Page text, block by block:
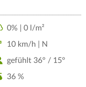
0% | 0 l/m²
10 km/h | N
gefühlt 36° / 15°
36 %